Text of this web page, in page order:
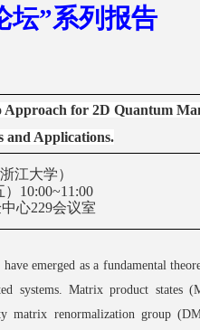
坛”系列报告
for 2D Quantum
and Applications.
浙江大学）
）10:00~11:00
心229会议室
emerged as a fundamental
systems. Matrix product states
matrix renormalization group